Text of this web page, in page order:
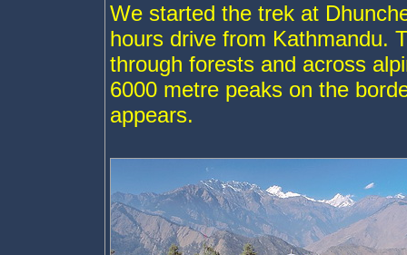
We started the trek at
hours drive from Kathmandu.
through forests and across
6000 metre peaks on the
appears.